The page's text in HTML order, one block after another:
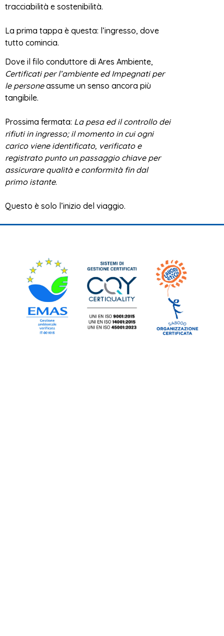
tracciabilità e sostenibilità.
La prima tappa è questa: l’ingresso, dove
tutto comincia.
Dove il filo conduttore di Ares Ambiente,
Certificati per l’ambiente ed Impegnati per
le personeassume un senso ancora più
tangibile.
Prossima fermata: La pesa ed il controllo dei
rifiuti in ingresso; il momento in cui ogni
carico viene identificato, verificato e
registrato punto un passaggio chiave per
assicurare qualità e conformità fin dal
primo istante.
Questo è solo l’inizio del viaggio.